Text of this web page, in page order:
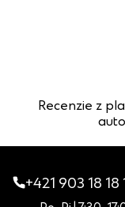
Recenzie z
+421 903 18 18